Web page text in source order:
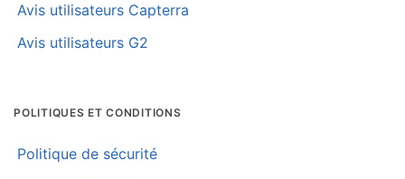
Avis utilisateurs Capterra
Avis utilisateurs G2
POLITIQUES ET CONDITIONS
Politique de sécurité